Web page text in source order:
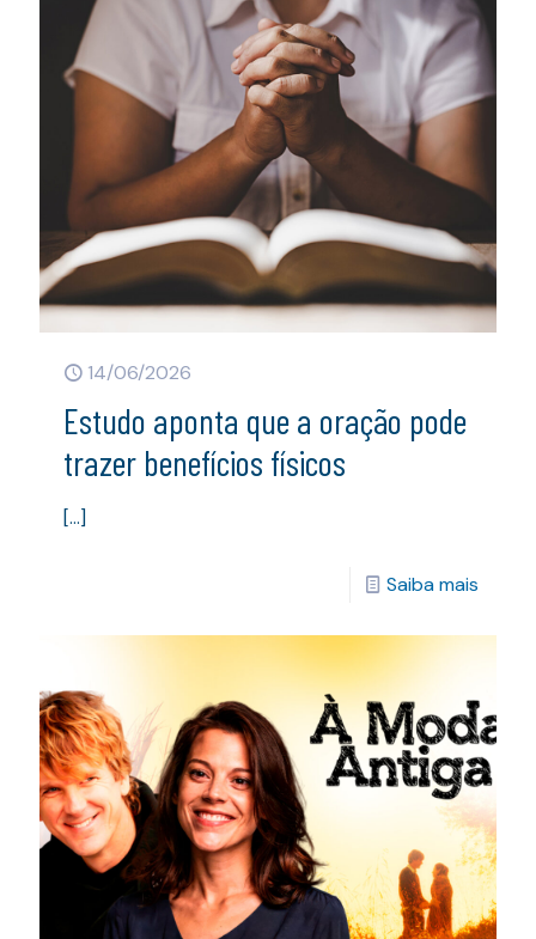
14/06/2026
Estudo aponta que a oração pode
trazer benefícios físicos
[…]
Saiba mais